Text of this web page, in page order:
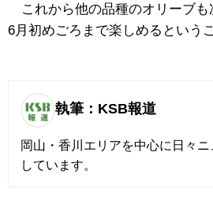
これから他の品種のオリーブも
6月初めごろまで楽しめるという
執筆：KSB報道
岡山・香川エリアを中心に日々
しています。